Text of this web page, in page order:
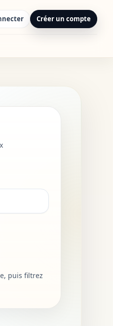
Créer un compte
puis filtrez